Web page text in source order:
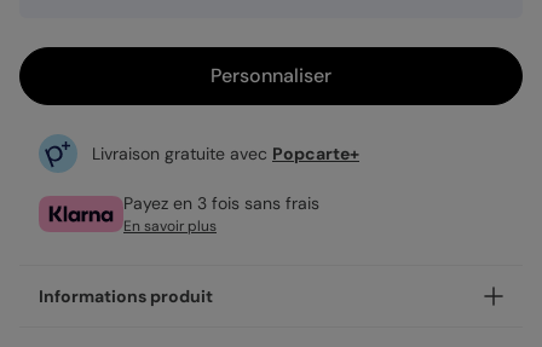
Personnaliser
Livraison gratuite avec Popcarte+
Payez en 3 fois sans frais
En savoir plus
Informations produit